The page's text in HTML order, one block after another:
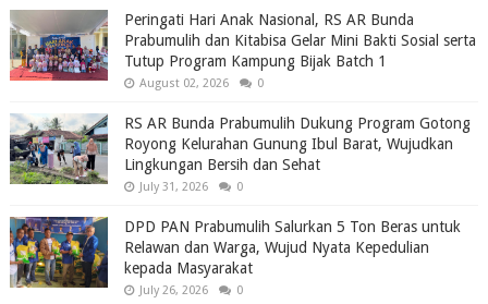
Peringati Hari Anak Nasional, RS AR Bunda
Prabumulih dan Kitabisa Gelar Mini Bakti Sosial serta
Tutup Program Kampung Bijak Batch 1
August 02, 2026 0
RS AR Bunda Prabumulih Dukung Program Gotong
Royong Kelurahan Gunung Ibul Barat, Wujudkan
Lingkungan Bersih dan Sehat
July 31, 2026 0
DPD PAN Prabumulih Salurkan 5 Ton Beras untuk
Relawan dan Warga, Wujud Nyata Kepedulian
kepada Masyarakat
July 26, 2026 0